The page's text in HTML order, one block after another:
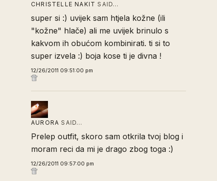
CHRISTELLE NAKIT SAID…
super si :) uvijek sam htjela kožne (ili
"kožne" hlače) ali me uvijek brinulo s
kakvom ih obućom kombinirati. ti si to
super izvela :) boja kose ti je divna !
12/26/2011 09:51:00 pm
AURORA SAID…
Prelep outfit, skoro sam otkrila tvoj blog i
moram reci da mi je drago zbog toga :)
12/26/2011 09:57:00 pm